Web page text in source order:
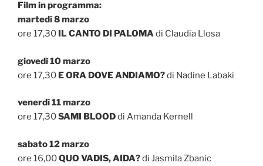
Film in programma:
martedì 8 marzo
ore 17,30 IL CANTO DI PALOMAdi Claudia Llosa
giovedì 10 marzo
ore 17,30 E ORA DOVE ANDIAMO?di Nadine Labaki
venerdì 11 marzo
ore 17,30SAMI BLOODdi Amanda Kernell
sabato 12 marzo
ore 16,00QUO VADIS, AIDA?di Jasmila Zbanic